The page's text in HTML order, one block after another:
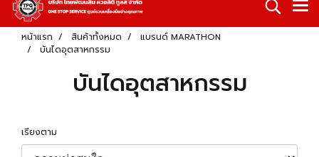
หน้าแรก สินค้าทั้งหมด
แบรนด์ MARATHON
บันไดอุตสาหกรรม
บันไดอุตสาหกรรม
เรียงตาม